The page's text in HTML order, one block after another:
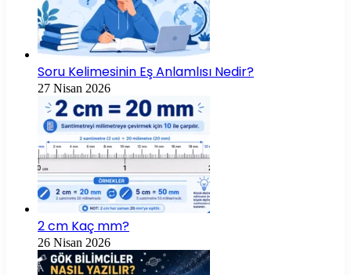
Soru Kelimesinin Eş Anlamlısı Nedir?
27 Nisan 2026
2 cm Kaç mm?
26 Nisan 2026